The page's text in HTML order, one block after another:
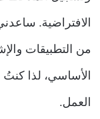
الافتراضية.
الأساسي، لذا كنتُ
العمل.